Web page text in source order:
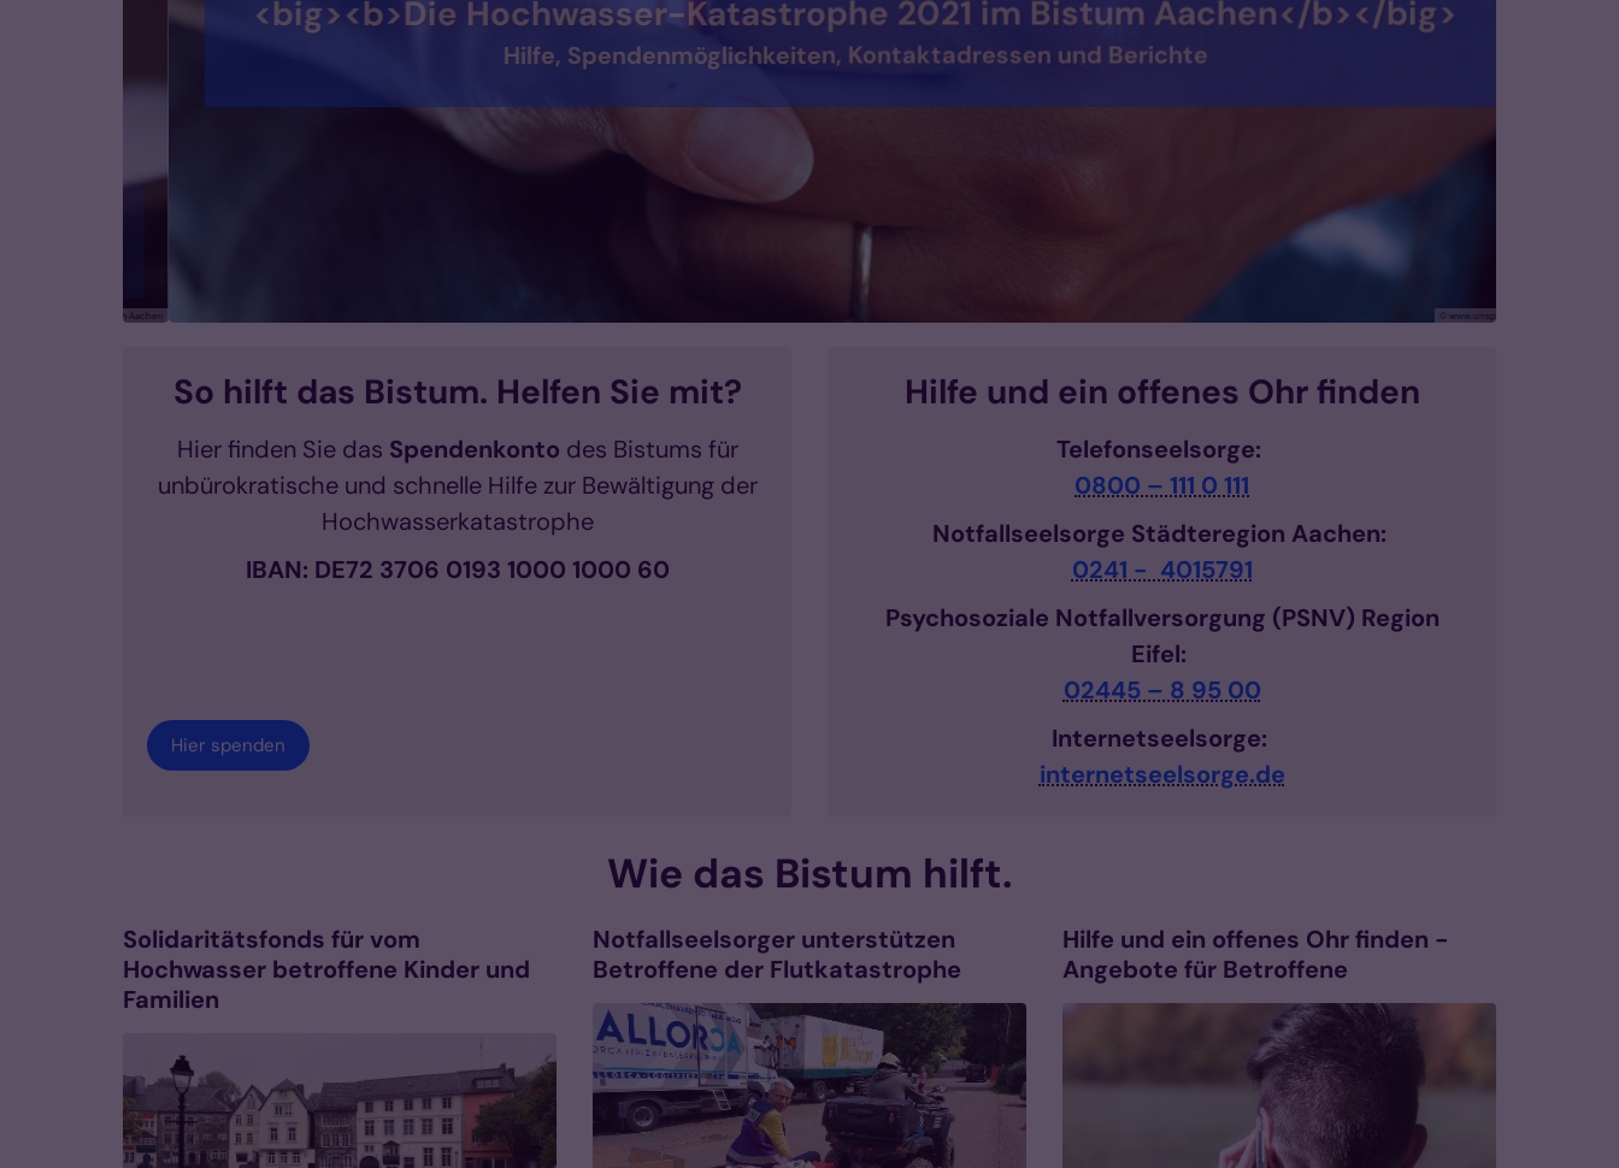
© www.unsplash.com
<big><b>Die Hochwasser-Katastrophe 2021 im Bistum Aachen</b></big>
Hilfe, Spendenmöglichkeiten, Kontaktadressen und Berichte
So hilft das Bistum. Helfen Sie mit?
Hier finden Sie das Spendenkonto des Bistums für
unbürokratische und schnelle Hilfe zur Bewältigung der
Hochwasserkatastrophe
IBAN: DE72 3706 0193 1000 1000 60
Hier spenden
Hilfe und ein offenes Ohr finden
Telefonseelsorge:
0800 – 111 0 111
Notfallseelsorge Städteregion Aachen:
0241 - 4015791
Psychosoziale Notfallversorgung (PSNV) Region
Eifel:
02445 – 8 95 00
Internetseelsorge:
internetseelsorge.de
Wie das Bistum hilft.
Solidaritätsfonds für vom
Hochwasser betroffene Kinder und
Familien
Notfallseelsorger unterstützen
Betroffene der Flutkatastrophe
Hilfe und ein offenes Ohr finden -
Angebote für Betroffene